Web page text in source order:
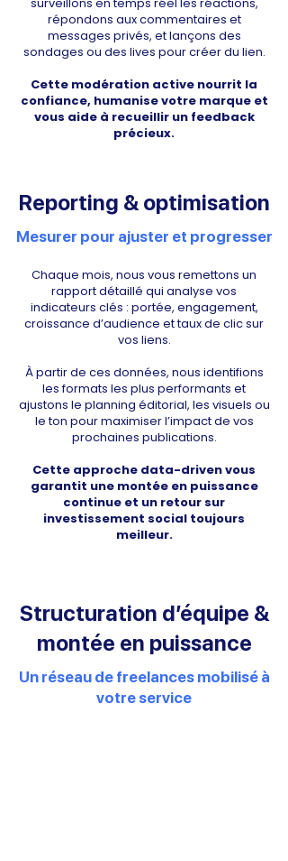
répondons aux commentaires et
messages privés, et lançons des
sondages ou des lives pour créer du lien.
Cette modération active nourrit la
confiance, humanise votre marque et
vous aide à recueillir un feedback
précieux.
Reporting & optimisation
Mesurer pour ajuster et progresser
Chaque mois, nous vous remettons un
rapport détaillé qui analyse vos
indicateurs clés : portée, engagement,
croissance d’audience et taux de clic sur
vos liens.
À partir de ces données, nous identifions
les formats les plus performants et
ajustons le planning éditorial, les visuels ou
le ton pour maximiser l’impact de vos
prochaines publications.
Cette approche data-driven vous
garantit une montée en puissance
continue et un retour sur
investissement social toujours
meilleur.
Structuration d’équipe &
montée en puissance
Un réseau de freelances mobilisé à
votre service